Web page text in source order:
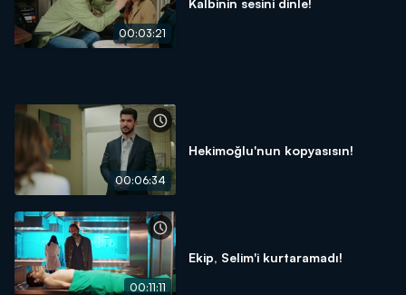
00:03:21
00:06:34
Hekimoğlu'nun kopyasısın!
00:11:11
Ekip, Selim'i kurtaramadı!